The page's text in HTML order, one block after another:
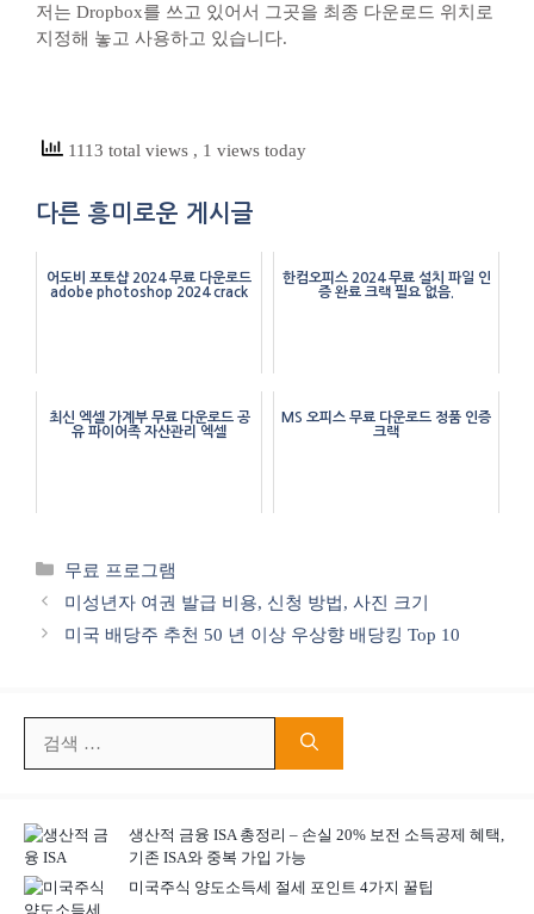
저는 Dropbox를 쓰고 있어서 그곳을 최종 다운로드 위치로
지정해 놓고 사용하고 있습니다.
1113 total views , 1 views today
다른 흥미로운 게시글
어도비 포토샵 2024 무료 다운로드
adobe photoshop 2024 crack
한컴오피스 2024 무료 설치 파일 인
증 완료 크랙 필요 없음.
최신 엑셀 가계부 무료 다운로드 공
유 파이어족 자산관리 엑셀
MS 오피스 무료 다운로드 정품 인증
크랙
카
테
리
무료 프로그램
미성년자 여권 발급 비용, 신청 방법, 사진 크기
미국 배당주 추천 50 년 이상 우상향 배당킹 Top 10
생산적 금융 ISA 총정리 – 손실 20% 보전 소득공제 혜택,
기존 ISA와 중복 가입 가능
미국주식 양도소득세 절세 포인트 4가지 꿀팁